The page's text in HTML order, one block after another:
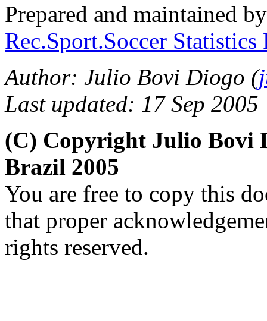
Prepared and maintained
Rec.Sport.Soccer
Author: Julio Bovi Diogo (
Last updated: 17 Sep 2005
(C) Copyright Julio Bovi
Brazil 2005
You are free to copy this
that proper
rights reserved.